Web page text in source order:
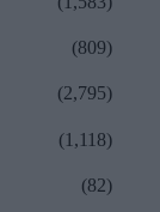
(809)
(2,795)
(1,118)
(82)